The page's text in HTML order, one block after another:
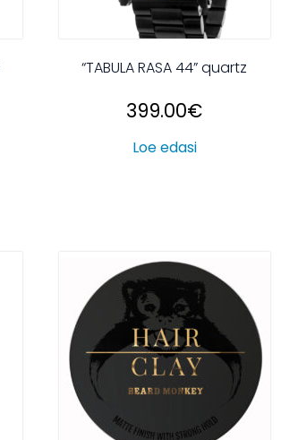
“TABULA RASA 44” quartz
399.00€
Loe edasi